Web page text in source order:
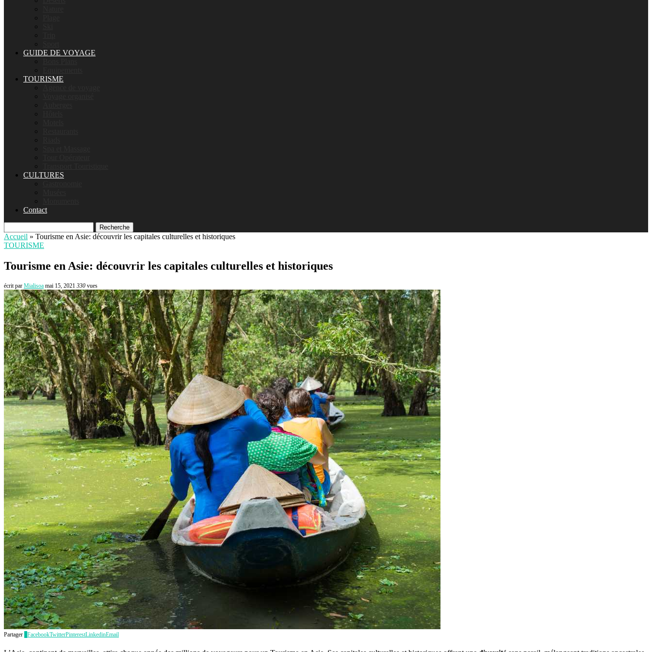
GUIDE DE VOYAGE
TOURISME
CULTURES
Contact
Recherche
Accueil » Tourisme en Asie: découvrir les capitales culturelles et historiques
TOURISME
Tourisme en Asie: découvrir les capitales culturelles et historiques
écrit par Mialisoa mai 15, 2021 330 vues
Partager FacebookTwitterPinterestLinkedinEmail